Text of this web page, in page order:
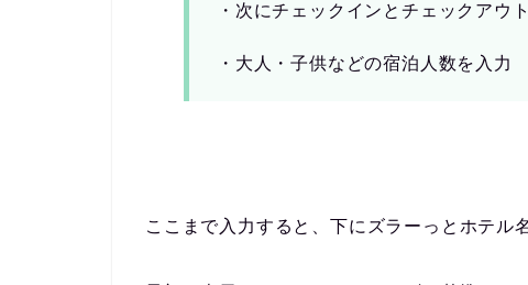
・次にチェックインとチェックアウ
・大人・子供などの宿泊人数を入力
ここまで入力すると、下にズラーっとホテル